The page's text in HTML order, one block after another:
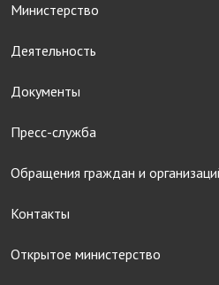
Министерство
Деятельность
Документы
Пресс-служба
Обращения граждан и
Контакты
Открытое министерство